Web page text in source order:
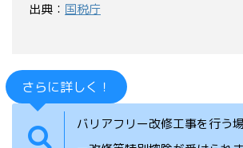
出典： 国税庁
さらに詳しく！
バリアフリー改修工事を行う